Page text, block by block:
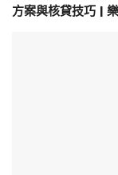
方案與核貸技巧 |